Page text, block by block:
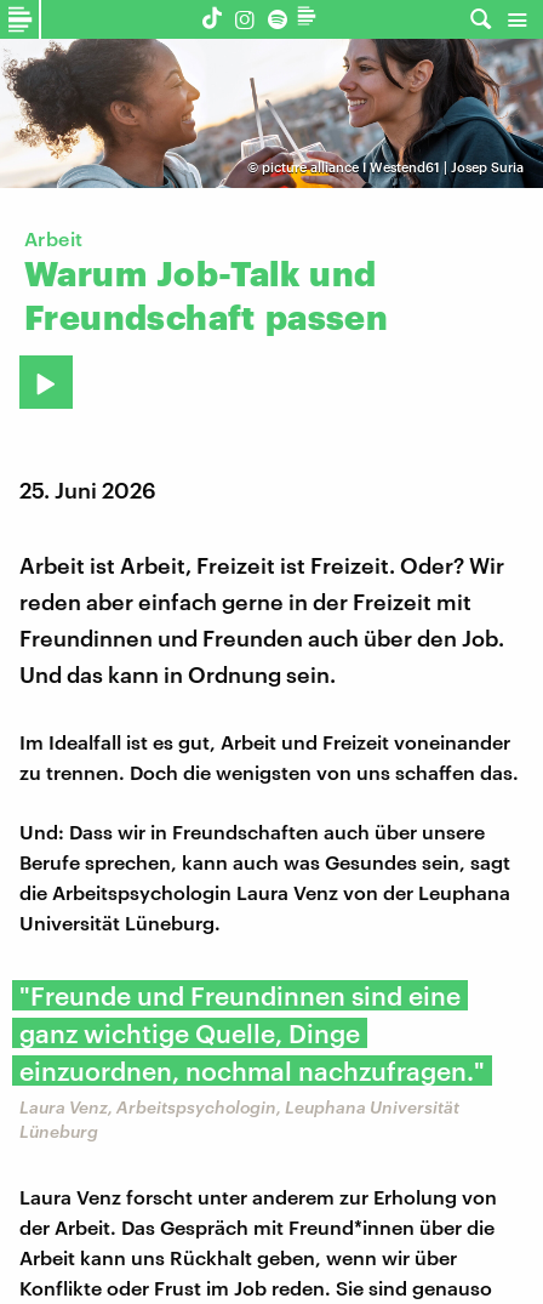
©picture alliance I Westend61 | Josep Suria
Arbeit
Warum Job-Talk und
Freundschaft passen
25. Juni 2026
Arbeit ist Arbeit, Freizeit ist Freizeit. Oder? Wir
reden aber einfach gerne in der Freizeit mit
Freundinnen und Freunden auch über den Job.
Und das kann in Ordnung sein.
Im Idealfall ist es gut, Arbeit und Freizeit voneinander
zu trennen. Doch die wenigsten von uns schaffen das.
Und: Dass wir in Freundschaften auch über unsere
Berufe sprechen, kann auch was Gesundes sein, sagt
die Arbeitspsychologin Laura Venz von der Leuphana
Universität Lüneburg.
"Freunde und Freundinnen sind eine
ganz wichtige Quelle, Dinge
einzuordnen, nochmal nachzufragen."
Laura Venz, Arbeitspsychologin, Leuphana Universität
Lüneburg
Laura Venz forscht unter anderem zur Erholung von
der Arbeit. Das Gespräch mit Freund*innen über die
Arbeit kann uns Rückhalt geben, wenn wir über
Konflikte oder Frust im Job reden. Sie sind genauso